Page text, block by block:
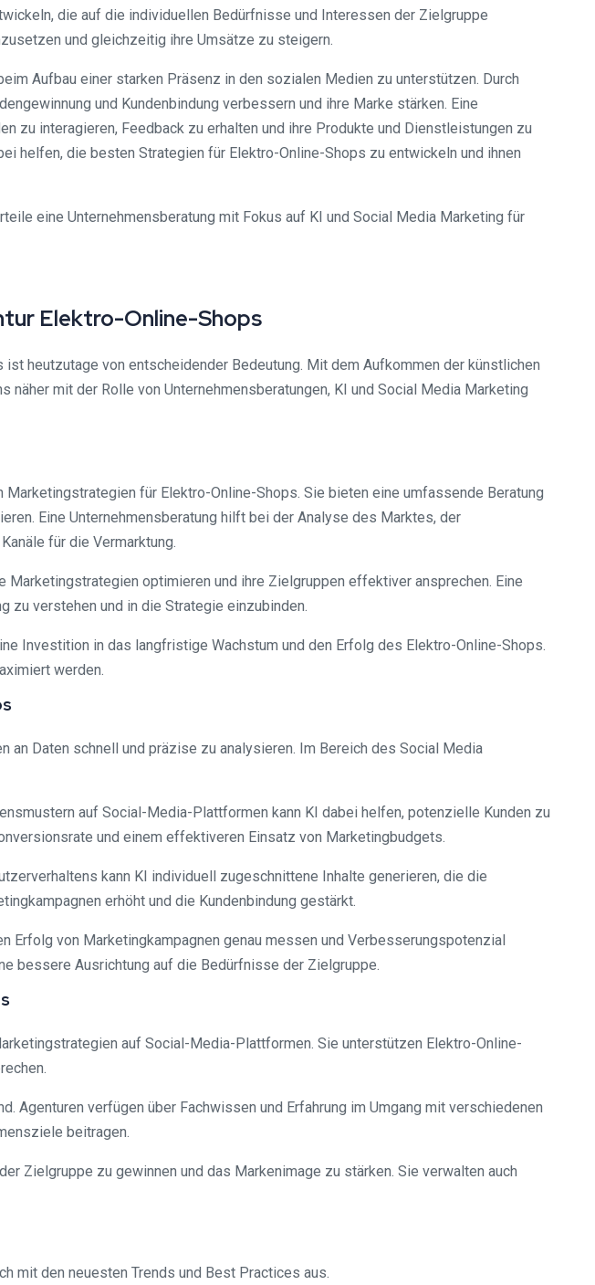
die auf die individuellen Bedürfnisse und Interessen der Zielgruppe
und gleichzeitig ihre Umsätze zu steigern.
Aufbau einer starken Präsenz in den sozialen Medien zu unterstützen. Durch
und Kundenbindung verbessern und ihre Marke stärken. Eine
zu interagieren, Feedback zu erhalten und ihre Produkte und Dienstleistungen zu
helfen, die besten Strategien für Elektro-Online-Shops zu entwickeln und ihnen
eine Unternehmensberatung mit Fokus auf KI und Social Media Marketing für
Elektro-Online-Shops
heutzutage von entscheidender Bedeutung. Mit dem Aufkommen der künstlichen
mit der Rolle von Unternehmensberatungen, KI und Social Media Marketing
für Elektro-Online-Shops. Sie bieten eine umfassende Beratung
Eine Unternehmensberatung hilft bei der Analyse des Marktes, der
für die Vermarktung.
optimieren und ihre Zielgruppen effektiver ansprechen. Eine
zu verstehen und in die Strategie einzubinden.
Investition in das langfristige Wachstum und den Erfolg des Elektro-Online-Shops.
werden.
Daten schnell und präzise zu analysieren. Im Bereich des Social Media
auf Social-Media-Plattformen kann KI dabei helfen, potenzielle Kunden zu
und einem effektiveren Einsatz von Marketingbudgets.
kann KI individuell zugeschnittene Inhalte generieren, die die
erhöht und die Kundenbindung gestärkt.
Erfolg von Marketingkampagnen genau messen und Verbesserungspotenzial
bessere Ausrichtung auf die Bedürfnisse der Zielgruppe.
auf Social-Media-Plattformen. Sie unterstützen Elektro-Online-
Agenturen verfügen über Fachwissen und Erfahrung im Umgang mit verschiedenen
beitragen.
Zielgruppe zu gewinnen und das Markenimage zu stärken. Sie verwalten auch
mit den neuesten Trends und Best Practices aus.